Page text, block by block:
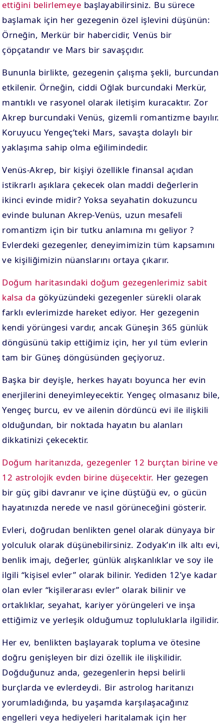
ettiğini belirlemeye başlayabilirsiniz. Bu sürece
başlamak için her gezegenin özel işlevini düşünün:
Örneğin, Merkür bir habercidir, Venüs bir
çöpçatandır ve Mars bir savaşçıdır.
Bununla birlikte, gezegenin çalışma şekli, burcundan
etkilenir. Örneğin, ciddi Oğlak burcundaki Merkür,
mantıklı ve rasyonel olarak iletişim kuracaktır. Zor
Akrep burcundaki Venüs, gizemli romantizme bayılır.
Koruyucu Yengeç’teki Mars, savaşta dolaylı bir
yaklaşıma sahip olma eğilimindedir.
Venüs-Akrep, bir kişiyi özellikle finansal açıdan
istikrarlı aşıklara çekecek olan maddi değerlerin
ikinci evinde midir? Yoksa seyahatin dokuzuncu
evinde bulunan Akrep-Venüs, uzun mesafeli
romantizm için bir tutku anlamına mı geliyor ?
Evlerdeki gezegenler, deneyimimizin tüm kapsamını
ve kişiliğimizin nüanslarını ortaya çıkarır.
Doğum haritasındaki doğum gezegenlerimiz sabit
kalsa da gökyüzündeki gezegenler sürekli olarak
farklı evlerimizde hareket ediyor. Her gezegenin
kendi yörüngesi vardır, ancak Güneşin 365 günlük
döngüsünü takip ettiğimiz için, her yıl tüm evlerin
tam bir Güneş döngüsünden geçiyoruz.
Başka bir deyişle, herkes hayatı boyunca her evin
enerjilerini deneyimleyecektir. Yengeç olmasanız bile,
Yengeç burcu, ev ve ailenin dördüncü evi ile ilişkili
olduğundan, bir noktada hayatın bu alanları
dikkatinizi çekecektir.
Doğum haritanızda, gezegenler 12 burçtan birine ve
12 astrolojik evden birine düşecektir. Her gezegen
bir güç gibi davranır ve içine düştüğü ev, o gücün
hayatınızda nerede ve nasıl görüneceğini gösterir.
Evleri, doğrudan benlikten genel olarak dünyaya bir
yolculuk olarak düşünebilirsiniz. Zodyak’ın ilk altı evi,
benlik imajı, değerler, günlük alışkanlıklar ve soy ile
ilgili “kişisel evler” olarak bilinir. Yediden 12’ye kadar
olan evler “kişilerarası evler” olarak bilinir ve
ortaklıklar, seyahat, kariyer yörüngeleri ve inşa
ettiğimiz ve yerleşik olduğumuz topluluklarla ilgilidir.
Her ev, benlikten başlayarak topluma ve ötesine
doğru genişleyen bir dizi özellik ile ilişkilidir.
Doğduğunuz anda, gezegenlerin hepsi belirli
burçlarda ve evlerdeydi. Bir astrolog haritanızı
yorumladığında, bu yaşamda karşılaşacağınız
engelleri veya hediyeleri haritalamak için her